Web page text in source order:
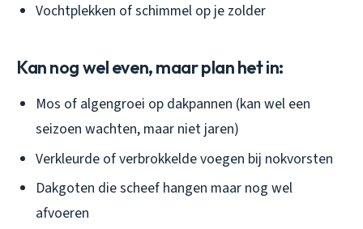
Vochtplekken of schimmel op je zolder
Kan nog wel even, maar plan het in:
Mos of algengroei op dakpannen (kan wel een
seizoen wachten, maar niet jaren)
Verkleurde of verbrokkelde voegen bij nokvorsten
Dakgoten die scheef hangen maar nog wel
afvoeren